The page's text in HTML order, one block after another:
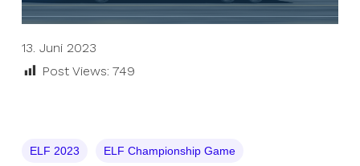
13. Juni 2023
Post Views: 749
ELF 2023 ELF Championship Game